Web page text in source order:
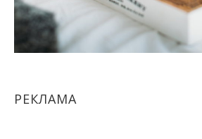
РЕКЛАМА